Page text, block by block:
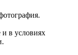
в условиях